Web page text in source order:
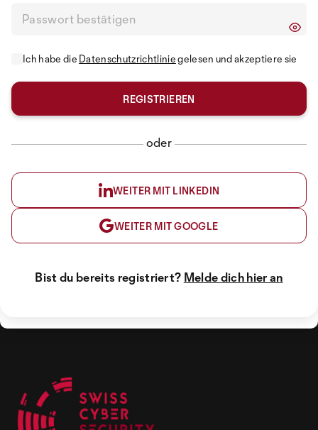
Ich habe die Datenschutzrichtliniegelesen und akzeptiere sie
oder
WEITER MIT LINKEDIN
WEITER MIT GOOGLE
Bist du bereits registriert? Melde dich hier an